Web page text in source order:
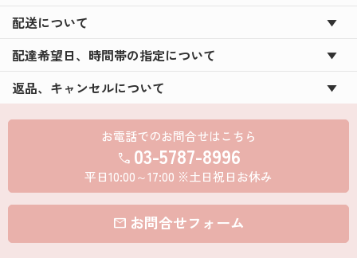
配送について
配達希望日、時間帯の指定について
返品、キャンセルについて
お電話でのお問合せはこちら
call 03-5787-8996
平日10:00～17:00 ※土日祝日お休み
mail お問合せフォーム